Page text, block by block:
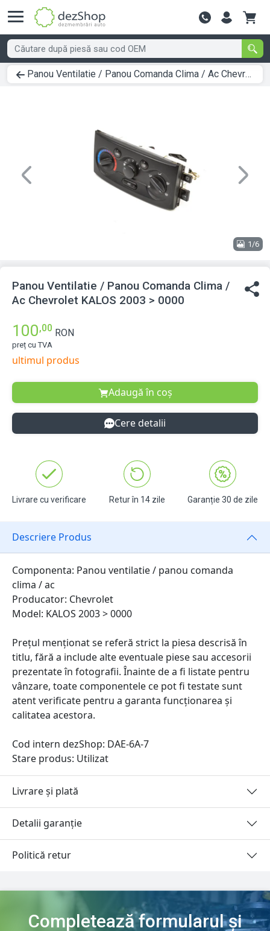
Contactează-
Panou Ventilatie / Panou Comanda Clima / Ac Chevrolet KALOS 2003 > 0000
Previous Next
1/6
Panou Ventilatie / Panou Comanda Clima /
Ac Chevrolet KALOS 2003 > 0000
100,00 RON
preț cu TVA
ultimul produs
Adaugă în coș
Cere detalii
Livrare cu verificare Retur în 14 zile Garanție 30 de zile
Descriere Produs
Componenta: Panou ventilatie / panou comanda
clima / ac
Producator: Chevrolet
Model: KALOS 2003 > 0000
Prețul menționat se referă strict la piesa descrisă în
titlu, fără a include alte eventuale piese sau accesorii
prezentate în fotografii. Înainte de a fi listate pentru
vânzare, toate componentele ce pot fi testate sunt
atent verificate pentru a garanta funcționarea și
calitatea acestora.
Cod intern dezShop: DAE-6A-7
Stare produs: Utilizat
Livrare și plată
Detalii garanție
Politică retur
Completează formularul și